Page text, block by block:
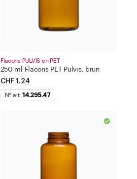
Flacons PULVIS en PET
250 ml Flacons PET Pulvis, brun
CHF 1.24
N° art.14.295.47